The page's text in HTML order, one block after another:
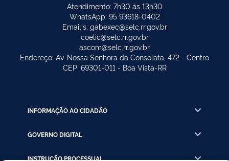
Atendimento: 7h30 às 13h30
WhatsApp: 95 93618-0402
Email's: gabexec@selc.rr.gov.br
coelic@selc.rr.gov.br
ascom@selc.rr.gov.br
Endereço: Av. Nossa Senhora da Consolata, 472 - Centro
CEP: 69301-011 - Boa Vista-RR
INFORMAÇÃO AO CIDADÃO
GOVERNO DIGITAL
INSTRUÇÃO PROCESSUAL